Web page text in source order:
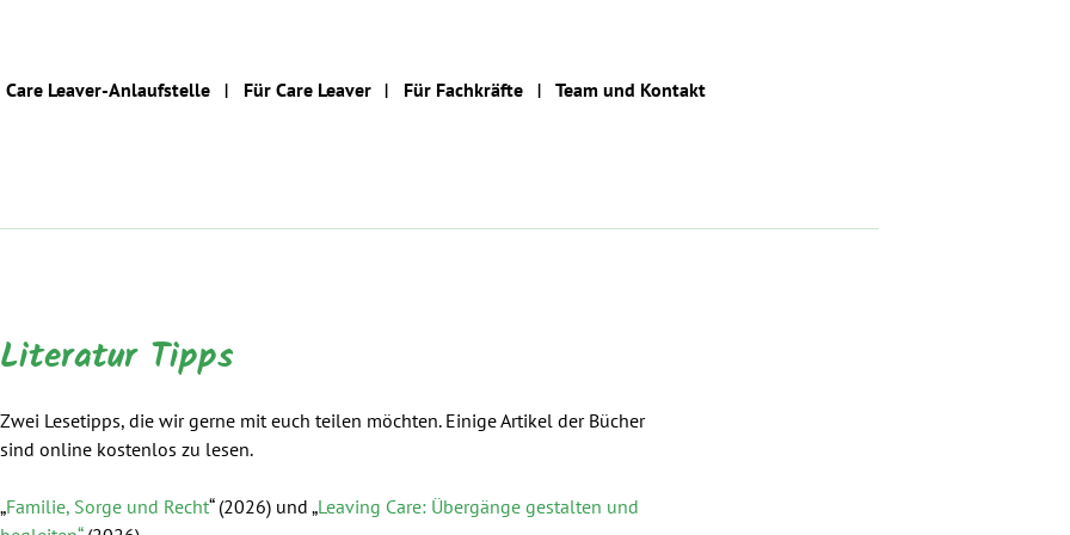
Care Leaver-Anlaufstelle Für Care Leaver Für Fachkräfte Team und Kontakt
Literatur Tipps
Zwei Lesetipps, die wir gerne mit euch teilen möchten. Einige Artikel der Bücher
sind online kostenlos zu lesen.
„Familie, Sorge und Recht“ (2026) und „Leaving Care: Übergänge gestalten und